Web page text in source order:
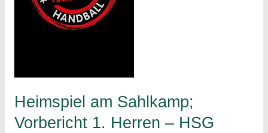
Heimspiel am Sahlkamp;
Vorbericht 1. Herren – HSG